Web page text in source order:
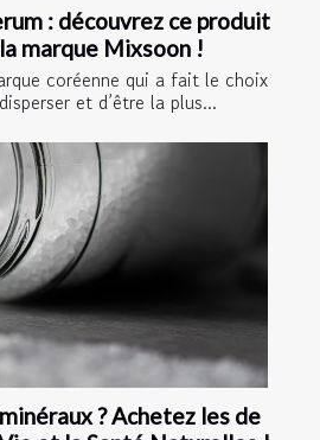
: découvrez ce produit
marque Mixsoon !
coréenne qui a fait le choix
et d’être la plus...
? Achetez les de